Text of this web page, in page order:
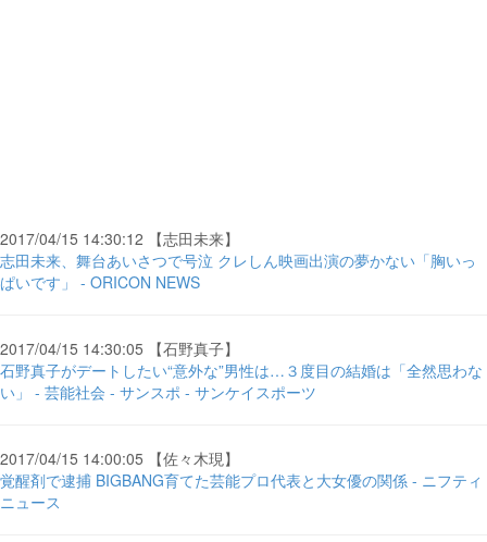
2017/04/15 14:30:12 【志田未来】
志田未来、舞台あいさつで号泣 クレしん映画出演の夢かない「胸いっ
ぱいです」 - ORICON NEWS
2017/04/15 14:30:05 【石野真子】
石野真子がデートしたい“意外な”男性は…３度目の結婚は「全然思わな
い」 - 芸能社会 - サンスポ - サンケイスポーツ
2017/04/15 14:00:05 【佐々木現】
覚醒剤で逮捕 BIGBANG育てた芸能プロ代表と大女優の関係 - ニフティ
ニュース